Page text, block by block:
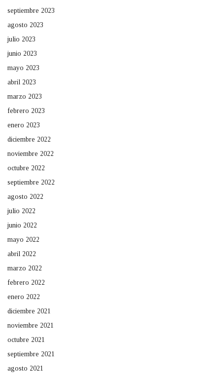
septiembre 2023
agosto 2023
julio 2023
junio 2023
mayo 2023
abril 2023
marzo 2023
febrero 2023
enero 2023
diciembre 2022
noviembre 2022
octubre 2022
septiembre 2022
agosto 2022
julio 2022
junio 2022
mayo 2022
abril 2022
marzo 2022
febrero 2022
enero 2022
diciembre 2021
noviembre 2021
octubre 2021
septiembre 2021
agosto 2021